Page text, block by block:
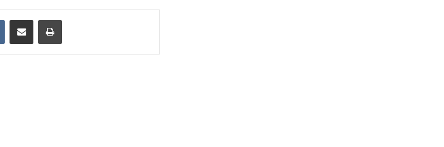
VKontakteCompartir por correo electrónicoImprimir